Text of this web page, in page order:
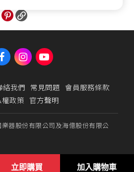
絡我們 常見問題 會員服務條款
權政策 官方聲明
器股份有限公司及海億股份有限公
立即購買 加入購物車